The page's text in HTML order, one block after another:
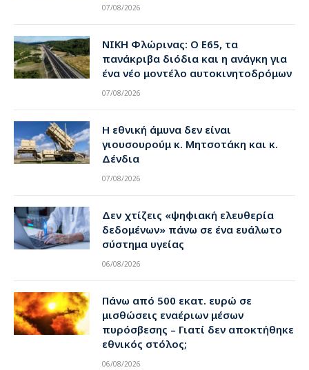
07/08/2026
ΝΙΚΗ Φλώρινας: Ο Ε65, τα
πανάκριβα διόδια και η ανάγκη για
ένα νέο μοντέλο αυτοκινητοδρόμων
07/08/2026
Η εθνική άμυνα δεν είναι
γιουσουρούμ κ. Μητσοτάκη και κ.
Δένδια
07/08/2026
Δεν χτίζεις «ψηφιακή ελευθερία
δεδομένων» πάνω σε ένα ευάλωτο
σύστημα υγείας
06/08/2026
Πάνω από 500 εκατ. ευρώ σε
μισθώσεις εναέριων μέσων
πυρόσβεσης – Γιατί δεν αποκτήθηκε
εθνικός στόλος;
06/08/2026